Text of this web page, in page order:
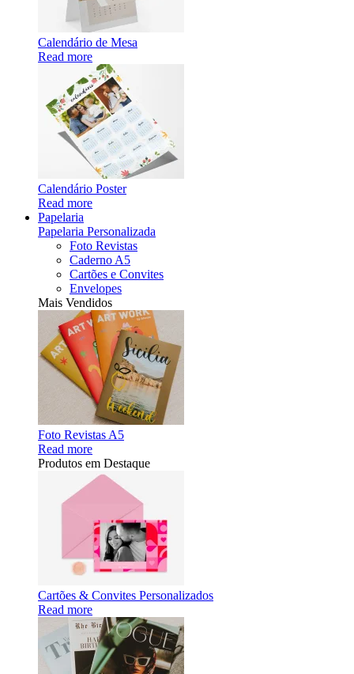
Calendário de Mesa
Read more
Calendário Poster
Read more
Papelaria
Papelaria Personalizada
Foto Revistas
Caderno A5
Cartões e Convites
Envelopes
Mais Vendidos
Foto Revistas A5
Read more
Produtos em Destaque
Cartões & Convites Personalizados
Read more